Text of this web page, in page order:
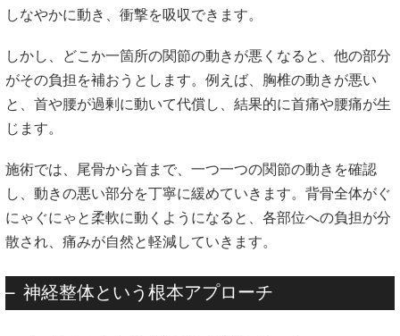
しなやかに動き、衝撃を吸収できます。
しかし、どこか一箇所の関節の動きが悪くなると、他の部分
がその負担を補おうとします。例えば、胸椎の動きが悪い
と、首や腰が過剰に動いて代償し、結果的に首痛や腰痛が生
じます。
施術では、尾骨から首まで、一つ一つの関節の動きを確認
し、動きの悪い部分を丁寧に緩めていきます。背骨全体がぐ
にゃぐにゃと柔軟に動くようになると、各部位への負担が分
散され、痛みが自然と軽減していきます。
神経整体という根本アプローチ